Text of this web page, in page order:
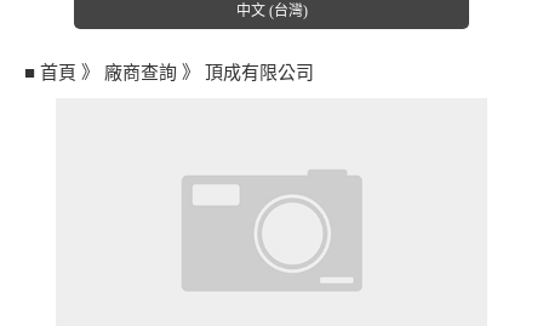
中文 (台灣)
■ 首頁 》 廠商查詢 》 頂成有限公司